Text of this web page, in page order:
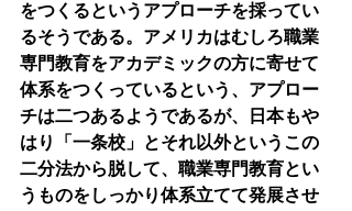
をつくるというアプローチを採ってい
るそうである。アメリカはむしろ職業
専門教育をアカデミックの方に寄せて
体系をつくっているという、アプロー
チは二つあるようであるが、日本もや
はり「一条校」とそれ以外というこの
二分法から脱して、職業専門教育とい
うものをしっかり体系立てて発展させ